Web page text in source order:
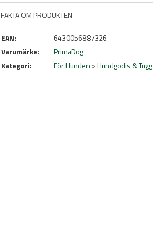
FAKTA OM PRODUKTEN
EAN:
6430056887326
Varumärke:
PrimaDog
Kategori:
För Hunden >Hundgodis & Tugg